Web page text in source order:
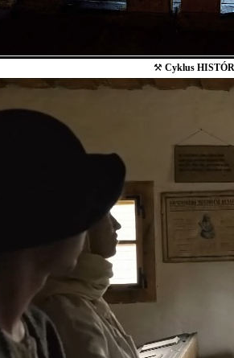
⚒ Cyklus